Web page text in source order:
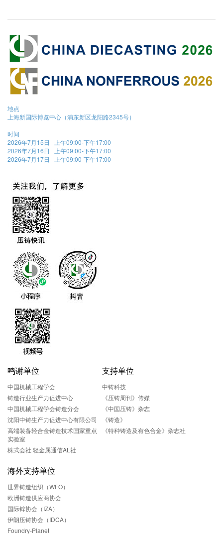
地点
上海新国际博览中心（浦东新区龙阳路2345号）
时间
2026年7月15日 上午09:00-下午17:00
2026年7月16日 上午09:00-下午17:00
2026年7月17日 上午09:00-下午17:00
鸣谢单位
中国机械工程学会
铸造行业生产力促进中心
中国机械工程学会铸造分会
沈阳中铸生产力促进中心有限公司
高端装备轻合金铸造技术国家重点
实验室
株式会社 轻金属通信AL社
支持单位
中铸科技
《压铸周刊》传媒
《中国压铸》杂志
《铸造》
《特种铸造及有色合金》杂志社
海外支持单位
世界铸造组织（WFO）
欧洲铸造供应商协会
国际锌协会（IZA）
伊朗压铸协会（IDCA）
Foundry-Planet